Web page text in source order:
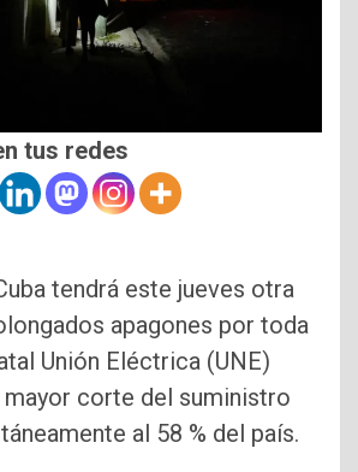
tus redes
tendrá este jueves otra
apagones por toda
Unión Eléctrica (UNE)
corte del suministro
al 58 % del país.